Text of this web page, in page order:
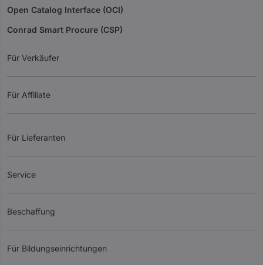
Open Catalog Interface (OCI)
Conrad Smart Procure (CSP)
Für Verkäufer
Für Affiliate
Für Lieferanten
Service
Beschaffung
Für Bildungseinrichtungen